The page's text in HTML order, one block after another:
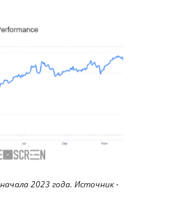
2023 года. Источник -